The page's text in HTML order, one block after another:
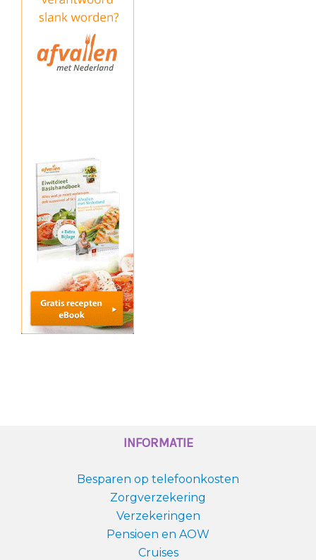
INFORMATIE
Besparen op telefoonkosten
Zorgverzekering
Verzekeringen
Pensioen en AOW
Cruises